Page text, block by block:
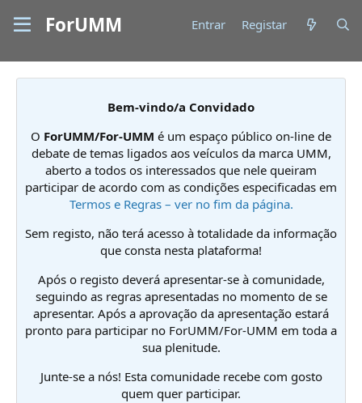
ForUMM Entrar Registar
Bem-vindo/a Convidado
O ForUMM/For-UMM é um espaço público on-line de
debate de temas ligados aos veículos da marca UMM,
aberto a todos os interessados que nele queiram
participar de acordo com as condições especificadas em
Termos e Regras – ver no fim da página.
Sem registo, não terá acesso à totalidade da informação
que consta nesta plataforma!
Após o registo deverá apresentar-se à comunidade,
seguindo as regras apresentadas no momento de se
apresentar. Após a aprovação da apresentação estará
pronto para participar no ForUMM/For-UMM em toda a
sua plenitude.
Junte-se a nós! Esta comunidade recebe com gosto
quem quer participar.